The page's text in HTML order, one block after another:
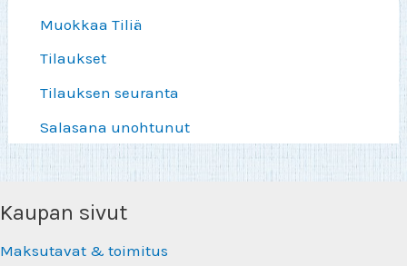
Muokkaa Tiliä
Tilaukset
Tilauksen seuranta
Salasana unohtunut
Kaupan sivut
Maksutavat & toimitus